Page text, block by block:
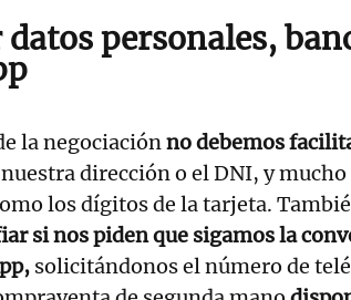
personales,
la negociaciónno debemos
dirección o el DNI, y
los dígitos de la tarjeta.
si nos piden que sigamos la
solicitándonos el número de